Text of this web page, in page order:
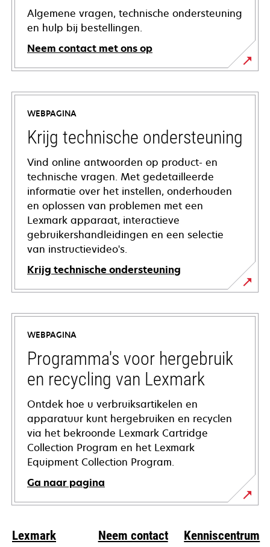
Algemene vragen, technische ondersteuning
en hulp bij bestellingen.
Neem contact met ons op
WEBPAGINA
Krijg technische ondersteuning
Vind online antwoorden op product- en
technische vragen. Met gedetailleerde
informatie over het instellen, onderhouden
en oplossen van problemen met een
Lexmark apparaat, interactieve
gebruikershandleidingen en een selectie
van instructievideo's.
Krijg technische ondersteuning
opens
in
new
tab
WEBPAGINA
Programma's voor hergebruik
en recycling van Lexmark
Ontdek hoe u verbruiksartikelen en
apparatuur kunt hergebruiken en recyclen
via het bekroonde Lexmark Cartridge
Collection Program en het Lexmark
Equipment Collection Program.
Ga naar pagina
Lexmark
Neem contact
Kenniscentrum